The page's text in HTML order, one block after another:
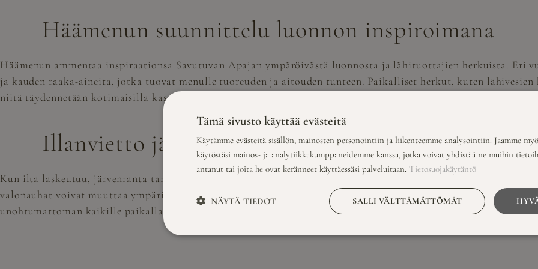
Häämenun suunnittelu luonnon inspiroimana
Häämenun ammentaa inspiraationsa Savutuvan Apajan ympäröivästä luonnosta ja lähituottajien herkuista. Eri
ja kauden raaka-aineita, jotka tuovat menulle tuoreuden ja aitouden tunteen. Paikalliset herkut, kuten lähivesien
niitä täydennetään kotimaisilla kasviksilla ja marjoilla. Näin saadaan aikaan menu, joka kunnioittaa
Illanvietto järven rannalla
Kun ilta laskeutuu, järvenranta tarjoaa romanttisen ympäristön hääjuhlien jatkamiselle. Valaistus on
valonauhat voivat muuttaa ympäristön taianomaiseksi keitaaksi. Musiikki voi täydentää iltaa, ja elävä
unohtumattoman kaikille paikallaolijoille.
Tämä sivusto käyttää evästeitä
Käytämme evästeitä sisällön, mainosten personointiin ja liikenteemme analysointiin. Jaamme
käytöstäsi mainos- ja analytiikkakumppaneidemme kanssa, jotka voivat yhdistää ne muihin
antanut tai joita he ovat keränneet käyttäessäsi palveluitaan. Tietosuojakäytäntö
SALLI VÄLTTÄMÄTTÖMÄT
NÄYTÄ TIEDOT